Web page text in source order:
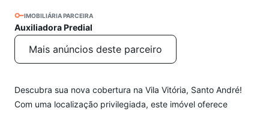
IMOBILIÁRIA PARCEIRA
Auxiliadora Predial
Mais anúncios deste parceiro
Descubra sua nova cobertura na Vila Vitória, Santo André!
Com uma localização privilegiada, este imóvel oferece